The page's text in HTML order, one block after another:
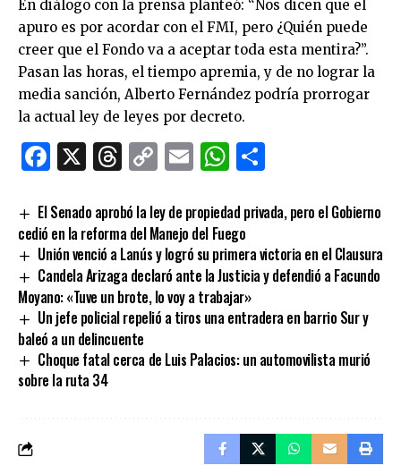
En diálogo con la prensa planteó: “Nos dicen que el
apuro es por acordar con el FMI, pero ¿Quién puede
creer que el Fondo va a aceptar toda esta mentira?”.
Pasan las horas, el tiempo apremia, y de no lograr la
media sanción, Alberto Fernández podría prorrogar
la actual ley de leyes por decreto.
Facebook
X Threads
CopyEmailWhatsApp
El Senado aprobó la ley de propiedad privada, pero el Gobierno
cedió en la reforma del Manejo del Fuego
Unión venció a Lanús y logró su primera victoria en el Clausura
Candela Arizaga declaró ante la Justicia y defendió a Facundo
Moyano: «Tuve un brote, lo voy a trabajar»
Un jefe policial repelió a tiros una entradera en barrio Sur y
baleó a un delincuente
Choque fatal cerca de Luis Palacios: un automovilista murió
sobre la ruta 34